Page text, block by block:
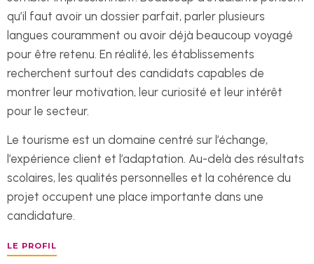
qu’il faut avoir un dossier parfait, parler plusieurs
langues couramment ou avoir déjà beaucoup voyagé
pour être retenu. En réalité, les établissements
recherchent surtout des candidats capables de
montrer leur motivation, leur curiosité et leur intérêt
pour le secteur.
Le tourisme est un domaine centré sur l’échange,
l’expérience client et l’adaptation. Au-delà des résultats
scolaires, les qualités personnelles et la cohérence du
projet occupent une place importante dans une
candidature.
LE PROFIL